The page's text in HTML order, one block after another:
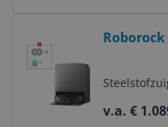
Roborock
v.a. €